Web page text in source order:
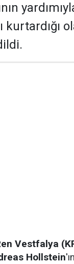
kurtardığı
Vestfalya
Hollstein